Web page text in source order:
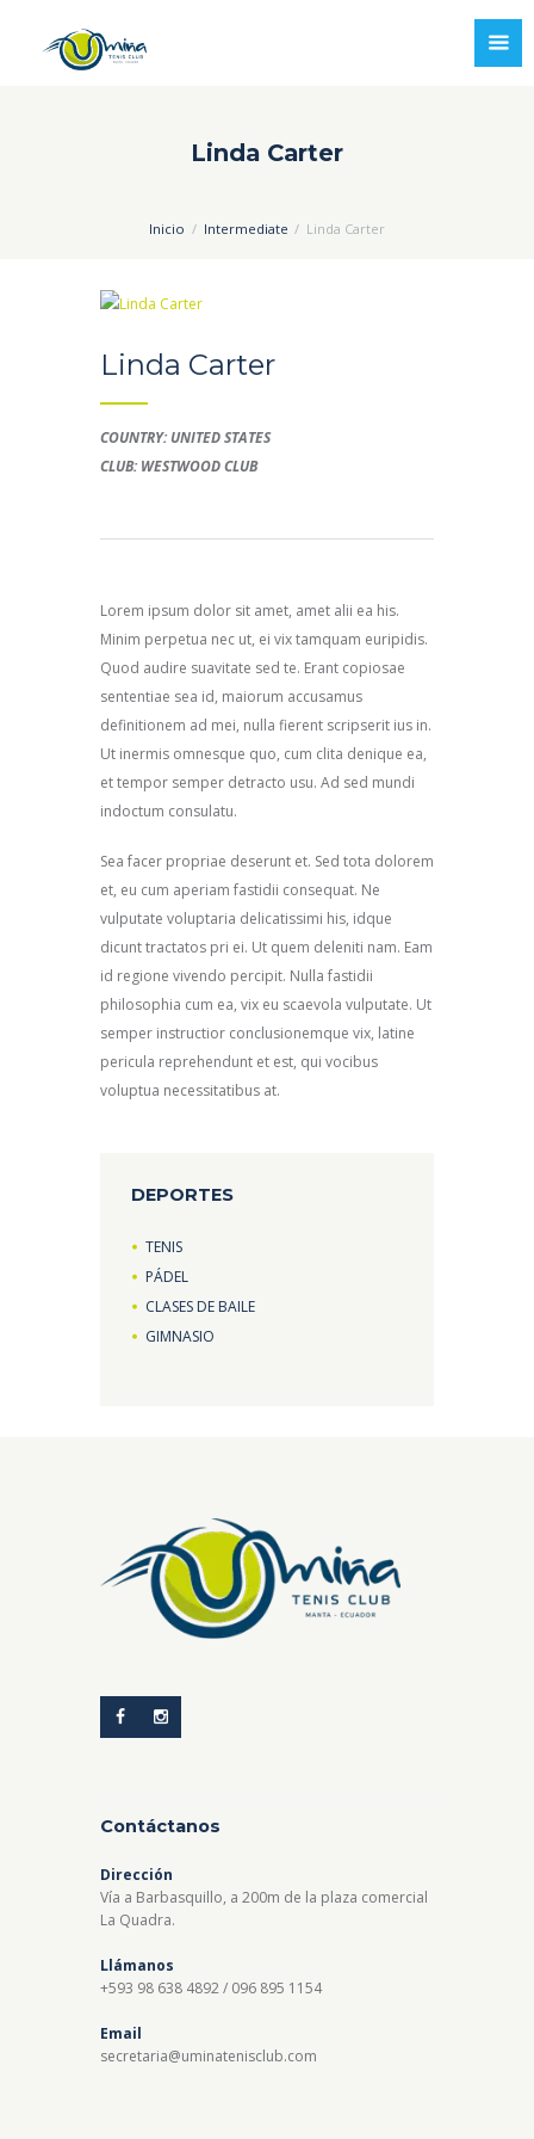
Linda Carter
Inicio Intermediate Linda Carter
Linda Carter
COUNTRY: UNITED STATES
CLUB: WESTWOOD CLUB
Lorem ipsum dolor sit amet, amet alii ea his.
Minim perpetua nec ut, ei vix tamquam euripidis.
Quod audire suavitate sed te. Erant copiosae
sententiae sea id, maiorum accusamus
definitionem ad mei, nulla fierent scripserit ius in.
Ut inermis omnesque quo, cum clita denique ea,
et tempor semper detracto usu. Ad sed mundi
indoctum consulatu.
Sea facer propriae deserunt et. Sed tota dolorem
et, eu cum aperiam fastidii consequat. Ne
vulputate voluptaria delicatissimi his, idque
dicunt tractatos pri ei. Ut quem deleniti nam. Eam
id regione vivendo percipit. Nulla fastidii
philosophia cum ea, vix eu scaevola vulputate. Ut
semper instructior conclusionemque vix, latine
pericula reprehendunt et est, qui vocibus
voluptua necessitatibus at.
DEPORTES
TENIS
PÁDEL
CLASES DE BAILE
GIMNASIO
Contáctanos
Dirección
Vía a Barbasquillo, a 200m de la plaza comercial
La Quadra.
Llámanos
+593 98 638 4892 / 096 895 1154
Email
secretaria@uminatenisclub.com